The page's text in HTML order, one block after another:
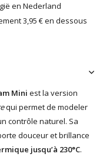
en Nederland
3,95 € en dessous
Mini est la version
qui permet de modeler
contrôle naturel. Sa
douceur et brillance
jusqu’à 230°C.